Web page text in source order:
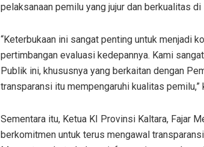
pelaksanaan pemilu yang jujur dan berkualitas di
“Keterbukaan ini sangat penting untuk menjadi
pertimbangan evaluasi kedepannya. Kami
Publik ini, khususnya yang berkaitan dengan
transparansi itu mempengaruhi kualitas pemilu,”
Sementara itu, Ketua KI Provinsi Kaltara, Fajar
berkomitmen untuk terus mengawal